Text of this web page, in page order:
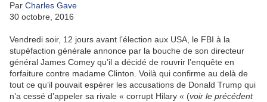
Par Charles Gave
30 octobre, 2016
Vendredi soir, 12 jours avant l’élection aux USA, le FBI à la
stupéfaction générale annonce par la bouche de son directeur
général James Comey qu’il a décidé de rouvrir l’enquête en
forfaiture contre madame Clinton. Voilà qui confirme au delà de
tout ce qu’il pouvait espérer les accusations de Donald Trump qui
n’a cessé d’appeler sa rivale « corrupt Hilary « (voir le précédent